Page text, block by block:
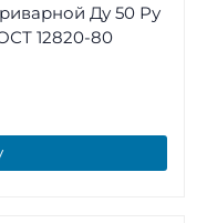
Ду 50 Ру
12820-80